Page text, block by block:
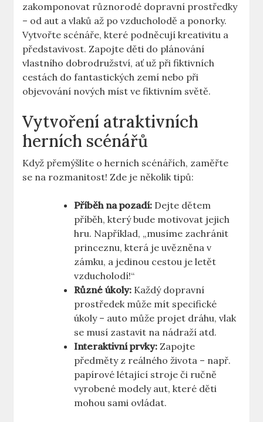
zakomponovat různorodé dopravní prostředky
– od aut a vlaků až po vzducholodě a ponorky.
Vytvořte scénáře, které podněcují kreativitu a
představivost. Zapojte děti do plánování
vlastního dobrodružství, ať už při fiktivních
cestách do fantastických zemí nebo při
objevování nových míst ve fiktivním světě.
Vytvoření atraktivních
herních scénářů
Když přemýšlíte o herních scénářích, zaměřte
se na rozmanitost! Zde je několik tipů:
Příběh na pozadí: Dejte dětem
příběh, který bude motivovat jejich
hru. Například, „musíme zachránit
princeznu, která je uvězněna v
zámku, a jedinou cestou je letět
vzducholodí!“
Různé úkoly: Každý dopravní
prostředek může mít specifické
úkoly – auto může projet dráhu, vlak
se musí zastavit na nádraží atd.
Interaktivní prvky: Zapojte
předměty z reálného života – např.
papírové létající stroje či ručně
vyrobené modely aut, které děti
mohou sami ovládat.